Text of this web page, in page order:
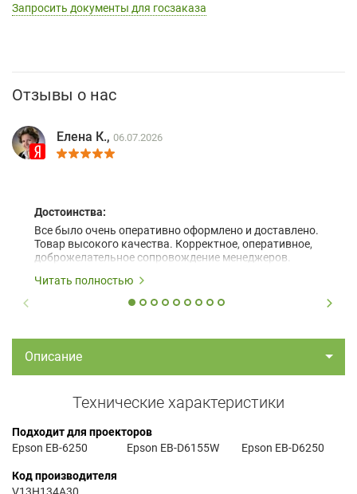
Запросить документы для госзаказа
Отзывы о нас
Елена К., 06.07.2026
Достоинства:
Все было очень оперативно оформлено и доставлено.
Товар высокого качества. Корректное, оперативное,
доброжелательное сопровождение менеджеров.
Читать полностью
Описание
Технические характеристики
Подходит для проекторов
Epson EB-6250
Epson EB-D6155W Epson EB-D6250
Код производителя